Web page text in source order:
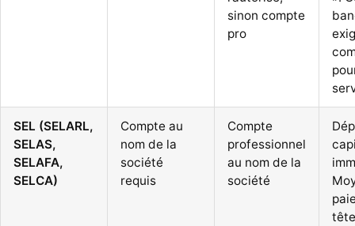
sinon compte
pro
SEL (SELARL,
SELAS,
SELAFA,
SELCA)
Compte au
nom de la
société
requis
Compte
professionnel
au nom de la
société